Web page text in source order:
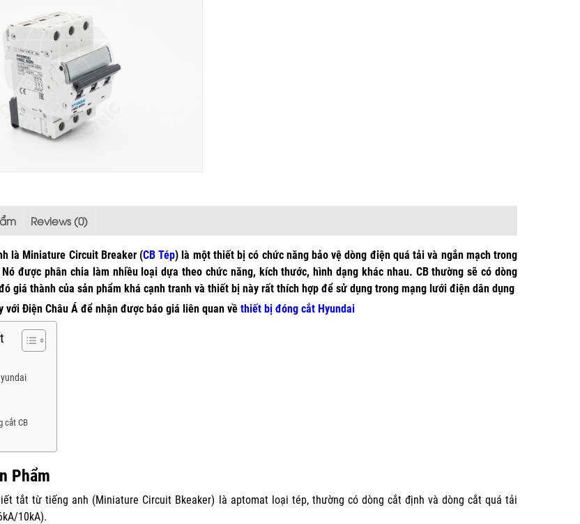
Reviews (0)
là Miniature Circuit Breaker (CB Tép) là một thiết bị có chức năng bảo vệ dòng điện quá tải và ngắn mạch trong
được phân chia làm nhiều loại dựa theo chức năng, kích thước, hình dạng khác nhau. CB thường sẽ có dòng
giá thành của sản phẩm khá cạnh tranh và thiết bị này rất thích hợp để sử dụng trong mạng lưới điện dân dụng
với Điện Châu Á để nhận được báo giá liên quan về thiết bị đóng cắt Hyundai
cắt CB
Phẩm
tắt từ tiếng anh (Miniature Circuit Bkeaker) là aptomat loại tép, thường có dòng cắt định và dòng cắt quá tải
10kA).